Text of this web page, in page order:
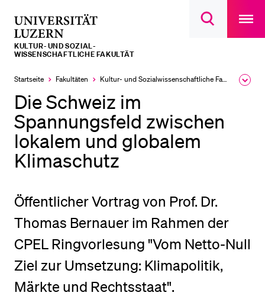
Suchdialog
main
KULTUR- UND SOZIAL­­­
WISSENSCHAFTLICHE FAKULTÄT
Startseite Fakultäten Kultur- und Sozial­­wissenschaftliche Fakultät
Die Schweiz im
Spannungsfeld zwischen
lokalem und globalem
Klimaschutz
Öffentlicher Vortrag von Prof. Dr.
Thomas Bernauer im Rahmen der
CPEL Ringvorlesung "Vom Netto-Null
Ziel zur Umsetzung: Klimapolitik,
Märkte und Rechtsstaat".
LETZTE SUCHEN
Sie haben noch keine Suche getätigt.
DIE UNI FÜR…
Schulklassen und Lehrpersonen
Studien­interessierte
Studierende
Forschende
Alumni
Stellensuchende
Förderer
Medien